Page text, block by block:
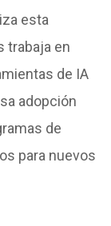
esta
trabaja en
de IA
adopción
de
para nuevos